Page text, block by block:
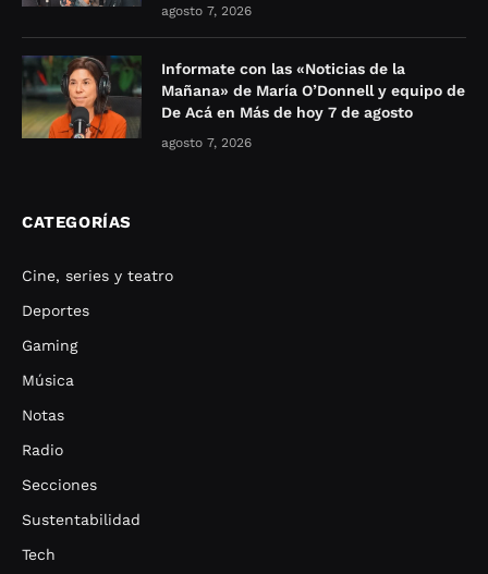
agosto 7, 2026
Informate con las «Noticias de la
Mañana» de María O’Donnell y equipo de
De Acá en Más de hoy 7 de agosto
agosto 7, 2026
CATEGORÍAS
Cine, series y teatro
Deportes
Gaming
Música
Notas
Radio
Secciones
Sustentabilidad
Tech